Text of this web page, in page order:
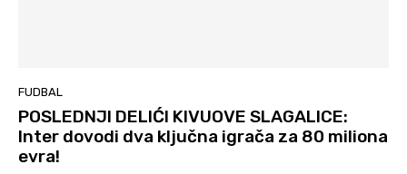
FUDBAL
POSLEDNJI DELIĆI KIVUOVE SLAGALICE:
Inter dovodi dva ključna igrača za 80 miliona
evra!